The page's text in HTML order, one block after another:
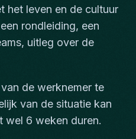
het leven en de cultuur
rondleiding, een
uitleg over de
de werknemer te
van de situatie kan
wel 6 weken duren.